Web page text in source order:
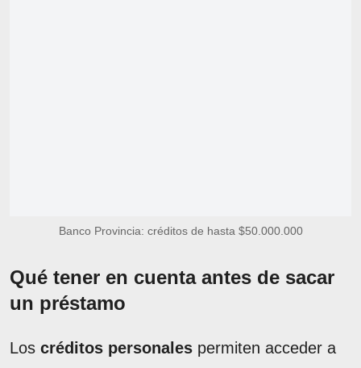
Banco Provincia: créditos de hasta $50.000.000
Qué tener en cuenta antes de sacar
un préstamo
Los créditos personales permiten acceder a